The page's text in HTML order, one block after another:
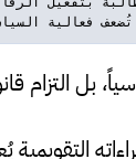
بل التزام